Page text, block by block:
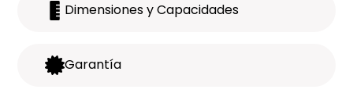
Dimensiones y Capacidades
Garantía